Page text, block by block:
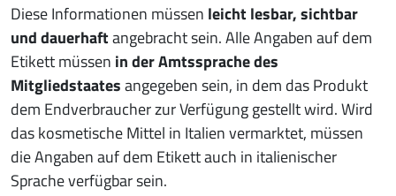
Diese Informationen müssen leicht lesbar, sichtbar
und dauerhaftangebracht sein. Alle Angaben auf dem
Etikett müssen in der Amtssprache des
Mitgliedstaatesangegeben sein, in dem das Produkt
dem Endverbraucher zur Verfügung gestellt wird. Wird
das kosmetische Mittel in Italien vermarktet, müssen
die Angaben auf dem Etikett auch in italienischer
Sprache verfügbar sein.